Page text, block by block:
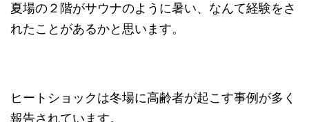
夏場の２階がサウナのように暑い、なんて経験をさ
れたことがあるかと思います。
ヒートショックは冬場に高齢者が起こす事例が多く
報告されています。